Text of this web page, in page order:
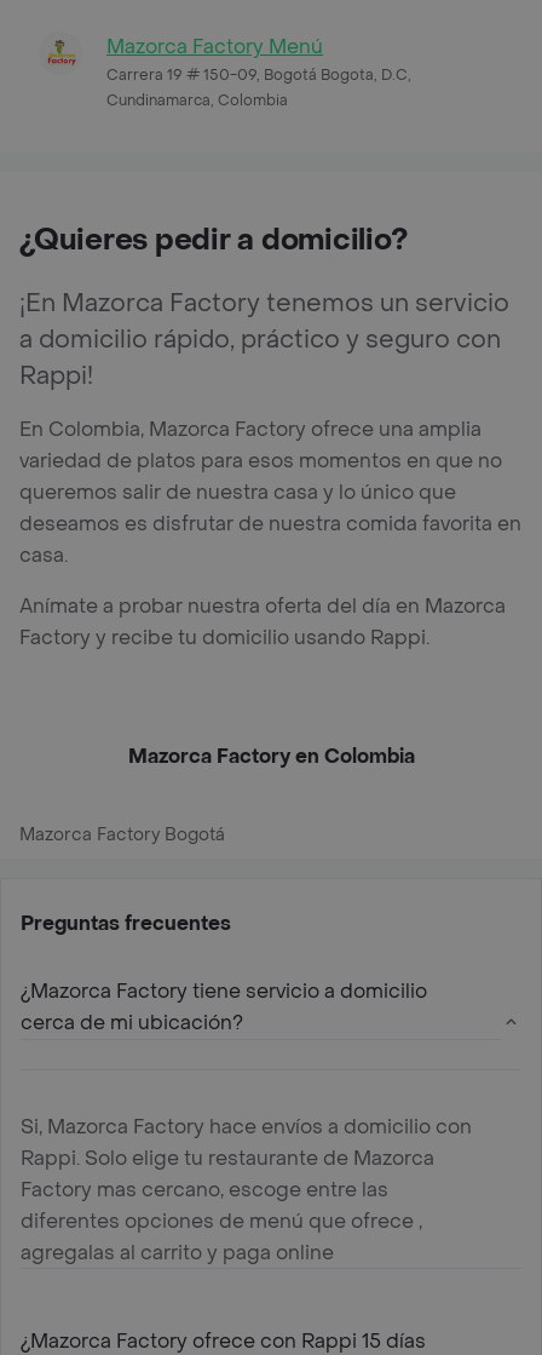
Mazorca Factory Menú
Carrera 19 # 150-09, Bogotá Bogota, D.C,
Cundinamarca, Colombia
¿Quieres pedir a domicilio?
¡En Mazorca Factory tenemos un servicio
a domicilio rápido, práctico y seguro con
Rappi!
En Colombia, Mazorca Factory ofrece una amplia
variedad de platos para esos momentos en que no
queremos salir de nuestra casa y lo único que
deseamos es disfrutar de nuestra comida favorita en
casa.
Anímate a probar nuestra oferta del día en Mazorca
Factory y recibe tu domicilio usando Rappi.
Mazorca Factory en Colombia
Mazorca Factory Bogotá
Preguntas frecuentes
¿Mazorca Factory tiene servicio a domicilio
cerca de mi ubicación?
Si, Mazorca Factory hace envíos a domicilio con
Rappi. Solo elige tu restaurante de Mazorca
Factory mas cercano, escoge entre las
diferentes opciones de menú que ofrece ,
agregalas al carrito y paga online
¿Mazorca Factory ofrece con Rappi 15 días